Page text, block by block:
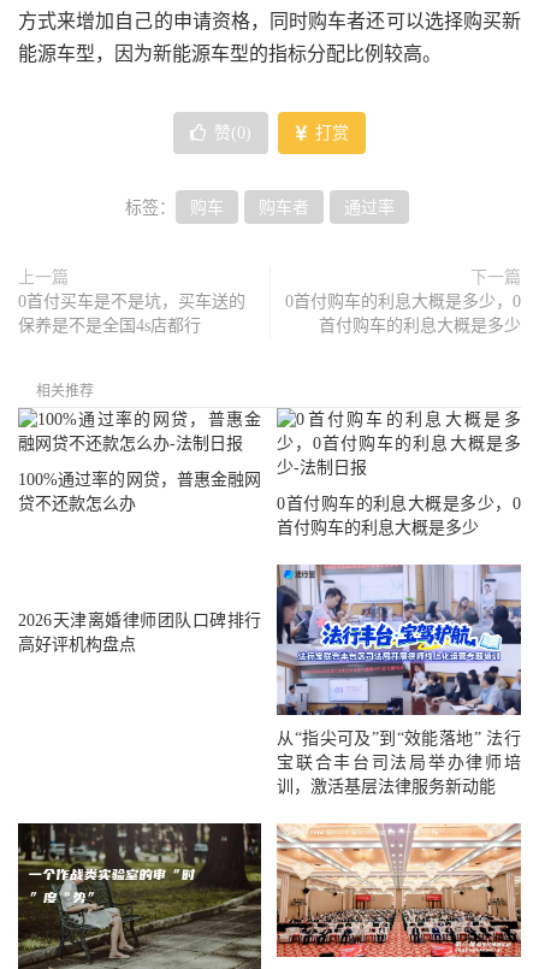
方式来增加自己的申请资格，同时购车者还可以选择购买新
能源车型，因为新能源车型的指标分配比例较高。
赞( 0 ) 打赏
标签： 购车 购车者 通过率
上一篇
0首付买车是不是坑，买车送的
保养是不是全国4s店都行
下一篇
0首付购车的利息大概是多少，0
首付购车的利息大概是多少
相关推荐
100%通过率的网贷，普惠金融网
贷不还款怎么办
0首付购车的利息大概是多少，0
首付购车的利息大概是多少
2026天津离婚律师团队口碑排行
高好评机构盘点
从“指尖可及”到“效能落地” 法行
宝联合丰台司法局举办律师培
训，激活基层法律服务新动能